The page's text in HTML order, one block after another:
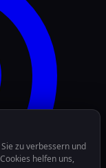
zu verbessern und
helfen uns,